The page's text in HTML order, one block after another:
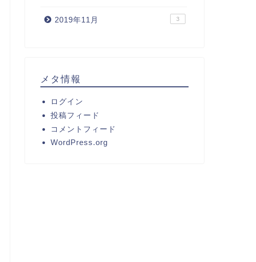
2019年11月 3
メタ情報
ログイン
投稿フィード
コメントフィード
WordPress.org